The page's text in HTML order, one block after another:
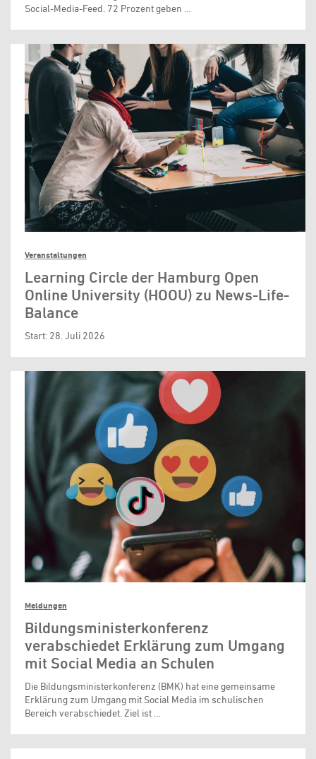
Social-Media-Feed. 72 Prozent geben …
Veranstaltungen
Learning Circle der Hamburg Open
Online University (HOOU) zu News-Life-
Balance
Start: 28. Juli 2026
Meldungen
Bildungsministerkonferenz
verabschiedet Erklärung zum Umgang
mit Social Media an Schulen
Die Bildungsministerkonferenz (BMK) hat eine gemeinsame
Erklärung zum Umgang mit Social Media im schulischen
Bereich verabschiedet. Ziel ist …